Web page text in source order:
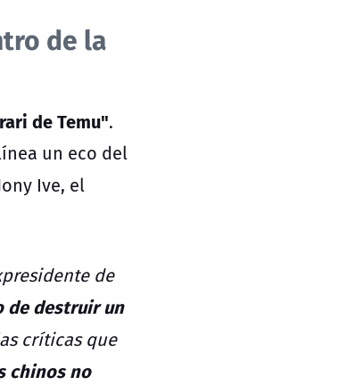
de la
de Temu".
un eco del
Ive, el
de
de destruir un
críticas que
chinos no